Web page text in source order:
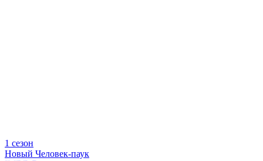
1 сезон
Новый Человек-паук